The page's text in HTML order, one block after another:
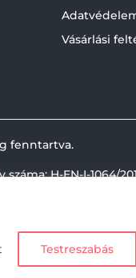
Testreszabás
Vásárlási
fenntartva.
H-EN-I-1064/